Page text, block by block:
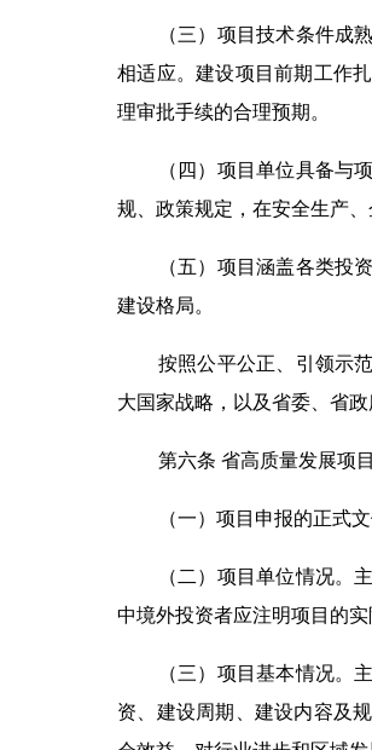
（三）项目技术条件成
相适应。建设项目前期工作
理审批手续的合理预期。
（四）项目单位具备与
规、政策规定，在安全生产
（五）项目涵盖各类投
建设格局。
按照公平公正、引领示
大国家战略，以及省委、省
第六条 省高质量发展项
（一）项目申报的正式文
（二）项目单位情况。
中境外投资者应注明项目的实
（三）项目基本情况。
资、建设周期、建设内容及